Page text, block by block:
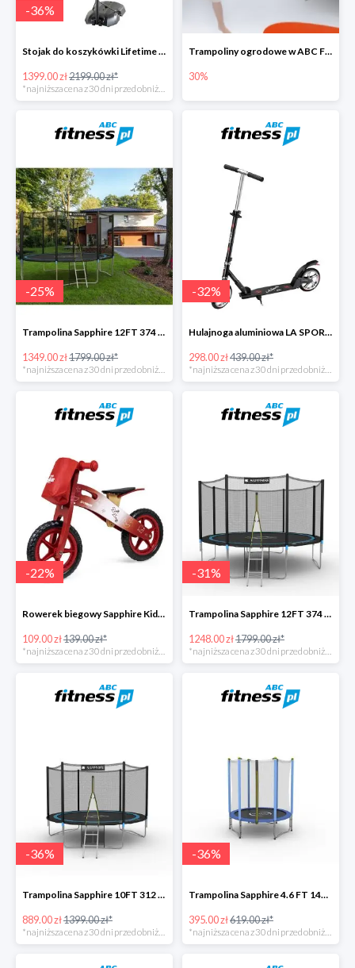
-36%
Stojak do koszykówki Lifetime NEW YORK 90000
1399.00 zł2199.00 zł*
Trampoliny ogrodowe w ABC Fitness do -30%
30%
-25%
Trampolina Sapphire 12FT 374 cm + drabinka GRATISY
1349.00 zł1799.00 zł*
*najniższa cena z 30 dni przed obniżką
-32%
Hulajnoga aluminiowa LA SPORTS Swift -32%
298.00 zł439.00 zł*
*najniższa cena z 30 dni przed obniżką
-22%
Rowerek biegowy Sapphire Kids Loopy drewniany -22%
109.00 zł139.00 zł*
-31%
Trampolina Sapphire 12FT 374 cm + drabinka GRATISY -31%
1248.00 zł1799.00 zł*
-36%
Trampolina Sapphire 10FT 312 cm + drabinka GRATISY -36%
889.00 zł1399.00 zł*
*najniższa cena z 30 dni przed obniżką
-36%
Trampolina Sapphire 4.6 FT 140 cm -36%
395.00 zł619.00 zł*
*najniższa cena z 30 dni przed obniżką